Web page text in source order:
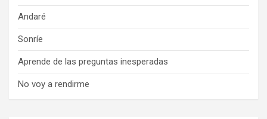
Andaré
Sonríe
Aprende de las preguntas inesperadas
No voy a rendirme